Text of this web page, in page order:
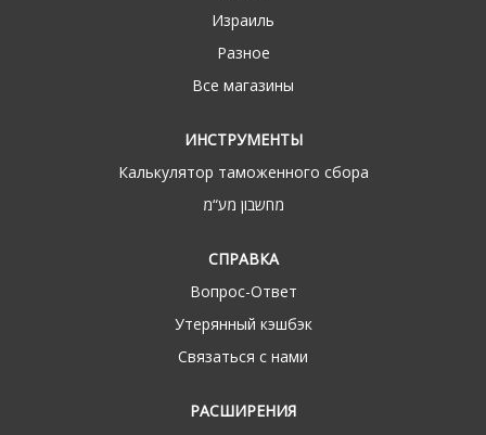
Израиль
Разное
Все магазины
ИНСТРУМЕНТЫ
Калькулятор таможенного сбора
מחשבון מע“מ
СПРАВКА
Вопрос-Ответ
Утерянный кэшбэк
Связаться с нами
РАСШИРЕНИЯ